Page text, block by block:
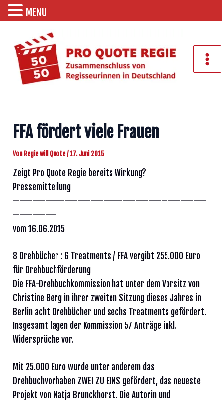
springen
FFA fördert viele Frauen
Von Regie will Quote/17. Juni 2015
Zeigt Pro Quote Regie bereits Wirkung?
Pressemitteilung
——————————————————————————————
——————–
vom 16.06.2015
8 Drehbücher : 6 Treatments / FFA vergibt 255.000 Euro
für Drehbuchförderung
Die FFA-Drehbuchkommission hat unter dem Vorsitz von
Christine Berg in ihrer zweiten Sitzung dieses Jahres in
Berlin acht Drehbücher und sechs Treatments gefördert.
Insgesamt lagen der Kommission 57 Anträge inkl.
Widersprüche vor.
Mit 25.000 Euro wurde unter anderem das
Drehbuchvorhaben ZWEI ZU EINS gefördert, das neueste
Projekt von Natja Brunckhorst. Die Autorin und
MENU